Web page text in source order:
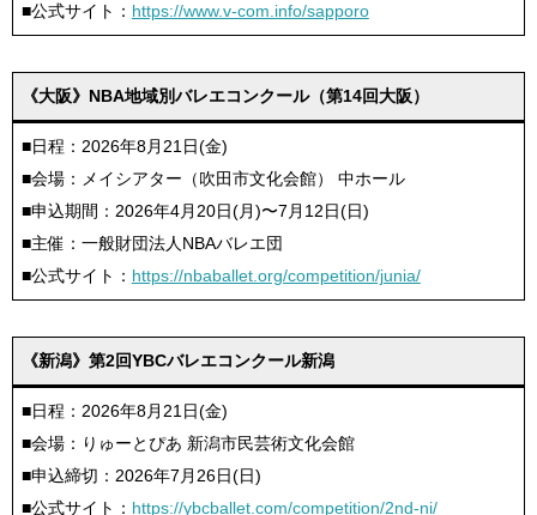
■公式サイト： https://www.v-com.info/sapporo
《大阪》NBA地域別バレエコンクール（第14回大阪）
■日程：2026年8月21日(金)
■会場：メイシアター（吹田市文化会館） 中ホール
■申込期間：2026年4月20日(月)〜7月12日(日)
■主催：一般財団法人NBAバレエ団
■公式サイト： https://nbaballet.org/competition/junia/
《新潟》第2回YBCバレエコンクール新潟
■日程：2026年8月21日(金)
■会場：りゅーとぴあ 新潟市民芸術文化会館
■申込締切：2026年7月26日(日)
■公式サイト： https://ybcballet.com/competition/2nd-ni/